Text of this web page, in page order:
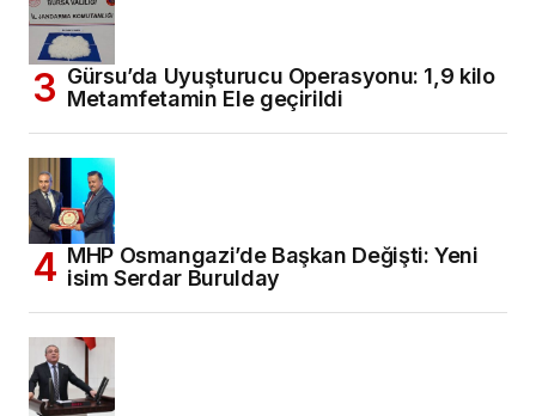
Gürsu’da Uyuşturucu Operasyonu: 1,9 kilo
Metamfetamin Ele geçirildi
MHP Osmangazi’de Başkan Değişti: Yeni
isim Serdar Burulday